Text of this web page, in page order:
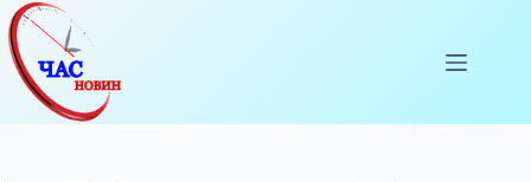
Перейти
до
вмісту